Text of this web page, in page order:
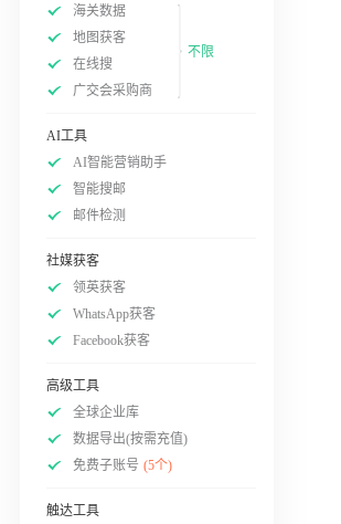
海关数据
地图获客
在线搜
广交会采购商
不限
AI工具
AI智能营销助手
智能搜邮
邮件检测
社媒获客
领英获客
WhatsApp获客
Facebook获客
高级工具
全球企业库
数据导出(按需充值)
免费子账号 (5个)
触达工具